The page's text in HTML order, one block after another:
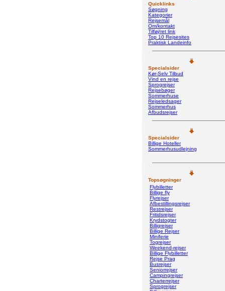
Quicklinks
Søgning
Kategorier
Rejsemål
Om/kontakt
Tilføj/ret link
Top 10 Rejsesites
Praktisk Landeinfo
Specialsider
Kør-Selv Tilbud
Vind en rejse
Sprogrejser
Rejsebøger
Sommerhuse
Rejseledsager
Sommerhus
Afbudsrejser
Specialsider
Billige Hoteller
Sommerhusudlejning
Topsøgninger
Flybilletter
Billige fly
Flyrejser
Afbestillingsrejser
Restrejser
Fritidsrejser
Krydstogter
Billigrejser
Billige Rejser
Miniferie
Togrejser
Weekend-rejser
Billige Flybilletter
Rejse Prag
Busrejser
Seniorrejser
Campingrejser
Charterrejser
Sprogrejser